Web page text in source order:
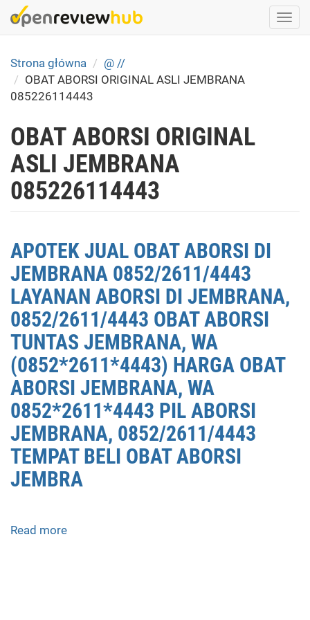
Skip
to
content
Strona główna
@ //
OBAT ABORSI ORIGINAL ASLI JEMBRANA
085226114443
OBAT ABORSI ORIGINAL
ASLI JEMBRANA
085226114443
APOTEK JUAL OBAT ABORSI DI
JEMBRANA 0852/2611/4443
LAYANAN ABORSI DI JEMBRANA,
0852/2611/4443 OBAT ABORSI
TUNTAS JEMBRANA, WA
(0852*2611*4443) HARGA OBAT
ABORSI JEMBRANA, WA
0852*2611*4443 PIL ABORSI
JEMBRANA, 0852/2611/4443
TEMPAT BELI OBAT ABORSI
JEMBRA
Read more